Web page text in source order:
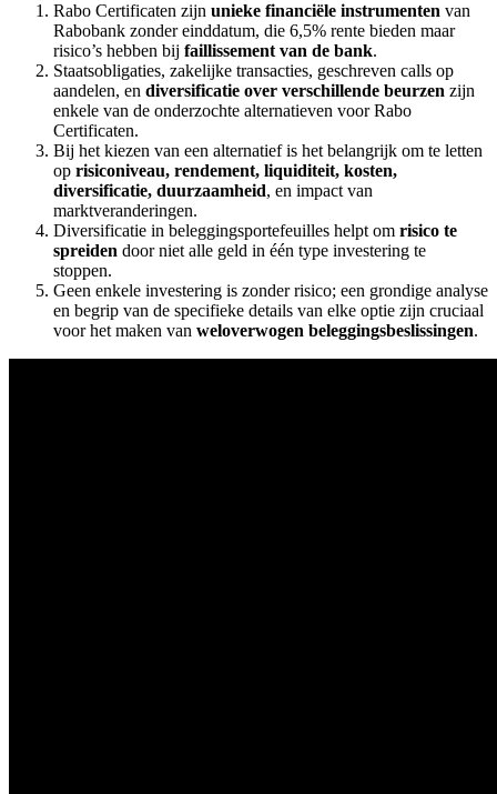
Rabo Certificaten zijn unieke financiële instrumenten van
Rabobank zonder einddatum, die 6,5% rente bieden maar
risico’s hebben bij faillissement van de bank.
Staatsobligaties, zakelijke transacties, geschreven calls op
aandelen, en diversificatie over verschillende beurzen zijn
enkele van de onderzochte alternatieven voor Rabo
Certificaten.
Bij het kiezen van een alternatief is het belangrijk om te letten
op risiconiveau, rendement, liquiditeit, kosten,
diversificatie, duurzaamheid, en impact van
marktveranderingen.
Diversificatie in beleggingsportefeuilles helpt om risico te
spreiden door niet alle geld in één type investering te
stoppen.
Geen enkele investering is zonder risico; een grondige analyse
en begrip van de specifieke details van elke optie zijn cruciaal
voor het maken van weloverwogen beleggingsbeslissingen.